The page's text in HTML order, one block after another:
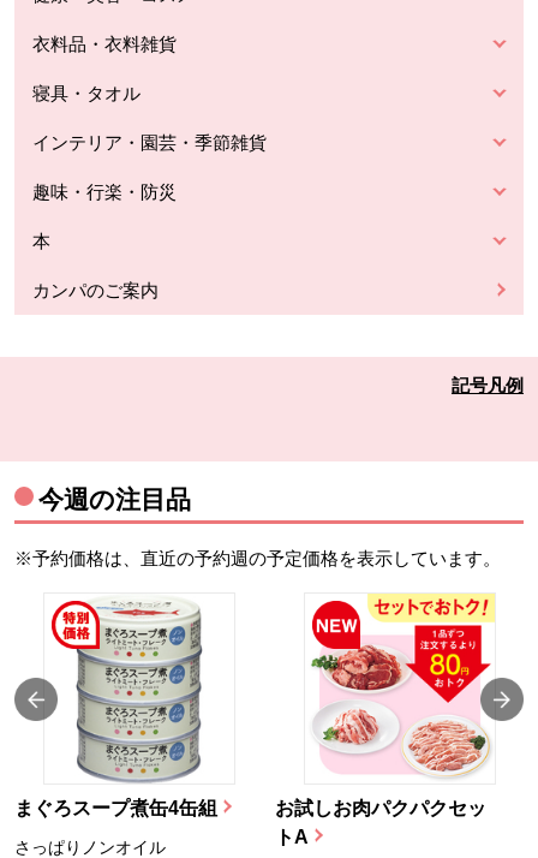
衣料品・衣料雑貨
寝具・タオル
インテリア・園芸・季節雑貨
趣味・行楽・防災
本
カンパのご案内
記号凡例
今週の注目品
※予約価格は、直近の予約週の予定価格を表示しています。
まぐろスープ煮缶4缶組
さっぱりノンオイル
お試しお肉パクパクセッ
トA